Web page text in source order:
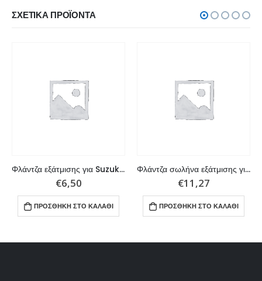
ΣΧΕΤΙΚΆ ΠΡΟΪΌΝΤΑ
Φλάντζα εξάτμισης για Suzuki DT9.9/DT15 K1-K4, DT9.9K/DT15K-G-Y
€6,50
ΠΡΟΣΘΉΚΗ ΣΤΟ ΚΑΛΆΘΙ
Φλάντζα σωλήνα εξάτμισης για Suzuki
€11,27
ΠΡΟΣΘΉΚΗ ΣΤΟ ΚΑΛΆΘΙ